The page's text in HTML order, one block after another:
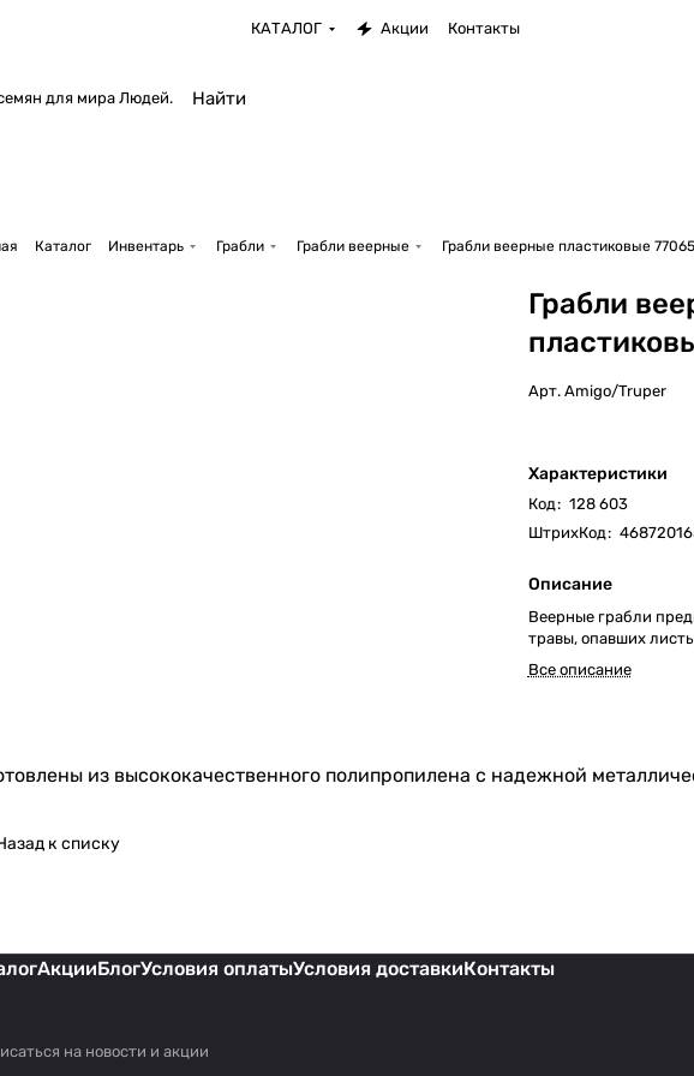
КАТАЛОГ Акции Контакты
для мира Людей.
Каталог Инвентарь Грабли Грабли веерные Грабли веерные пластиковые 77065
Грабли
Арт. Amigo/Truper
Характеристики
Код: 128 603
ШтрихКод:
Описание
Веерные грабли
травы, опавших
Все описание
из высококачественного полипропилена с надежной
к списку
АкцииБлогУсловия оплатыУсловия доставкиКонтакты
на новости и акции